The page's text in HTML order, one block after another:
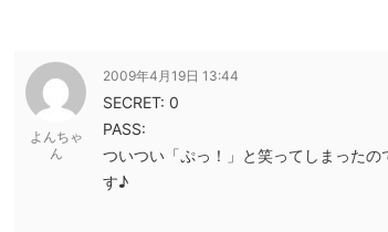
よんちゃ
ん
2009年4月19日 13:44
SECRET: 0
PASS:
ついつい「ぷっ！」と笑ってしまった
す♪